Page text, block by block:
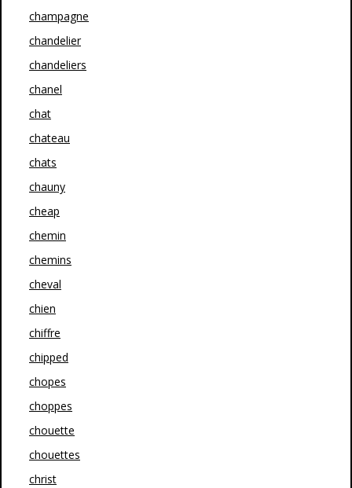
champagne
chandelier
chandeliers
chanel
chat
chateau
chats
chauny
cheap
chemin
chemins
cheval
chien
chiffre
chipped
chopes
choppes
chouette
chouettes
christ